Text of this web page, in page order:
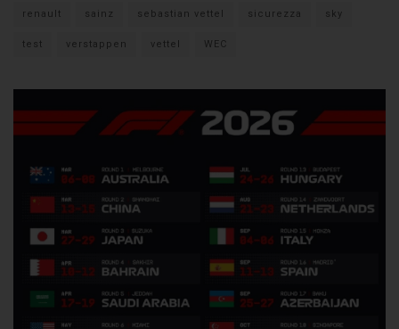
renault sainz sebastian vettel sicurezza sky
test verstappen vettel WEC